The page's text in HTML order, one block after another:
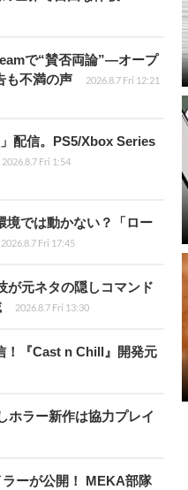
で“賛否両論”―オープ
も不満の声
2026.8.7 Fri 12:21
配信。PS5/Xbox Series
2026.8.7 Fri 1:54
境では動かない？「ロー
2026.8.7 Fri 17:45
が元ネタの隠しコマンド
2026.8.7 Fri 13:30
！『Cast n Chill』開発元
ホラー新作は協力プレイ
ーが公開！ MEKA部隊